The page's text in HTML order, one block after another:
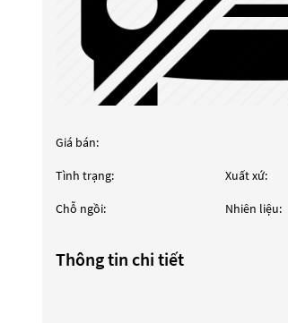
Giá bán:
Tình trạng: Xuất xứ:
Chỗ ngồi: Nhiên liệu:
Thông tin chi tiết